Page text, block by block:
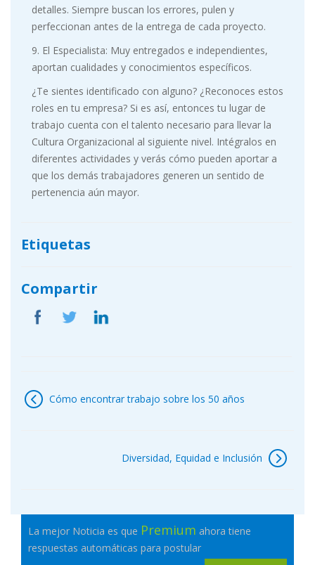
detalles. Siempre buscan los errores, pulen y
perfeccionan antes de la entrega de cada proyecto.
9. El Especialista: Muy entregados e independientes,
aportan cualidades y conocimientos específicos.
¿Te sientes identificado con alguno? ¿Reconoces estos
roles en tu empresa? Si es así, entonces tu lugar de
trabajo cuenta con el talento necesario para llevar la
Cultura Organizacional al siguiente nivel. Intégralos en
diferentes actividades y verás cómo pueden aportar a
que los demás trabajadores generen un sentido de
pertenencia aún mayor.
Etiquetas
Compartir
de
entradas
Cómo encontrar trabajo sobre los 50 años
Diversidad, Equidad e Inclusión
La mejor Noticia es que Premium ahora tiene
respuestas automáticas para postular